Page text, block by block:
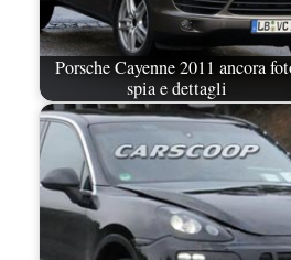
Porsche Cayenne 2011 ancora
spia e dettagli